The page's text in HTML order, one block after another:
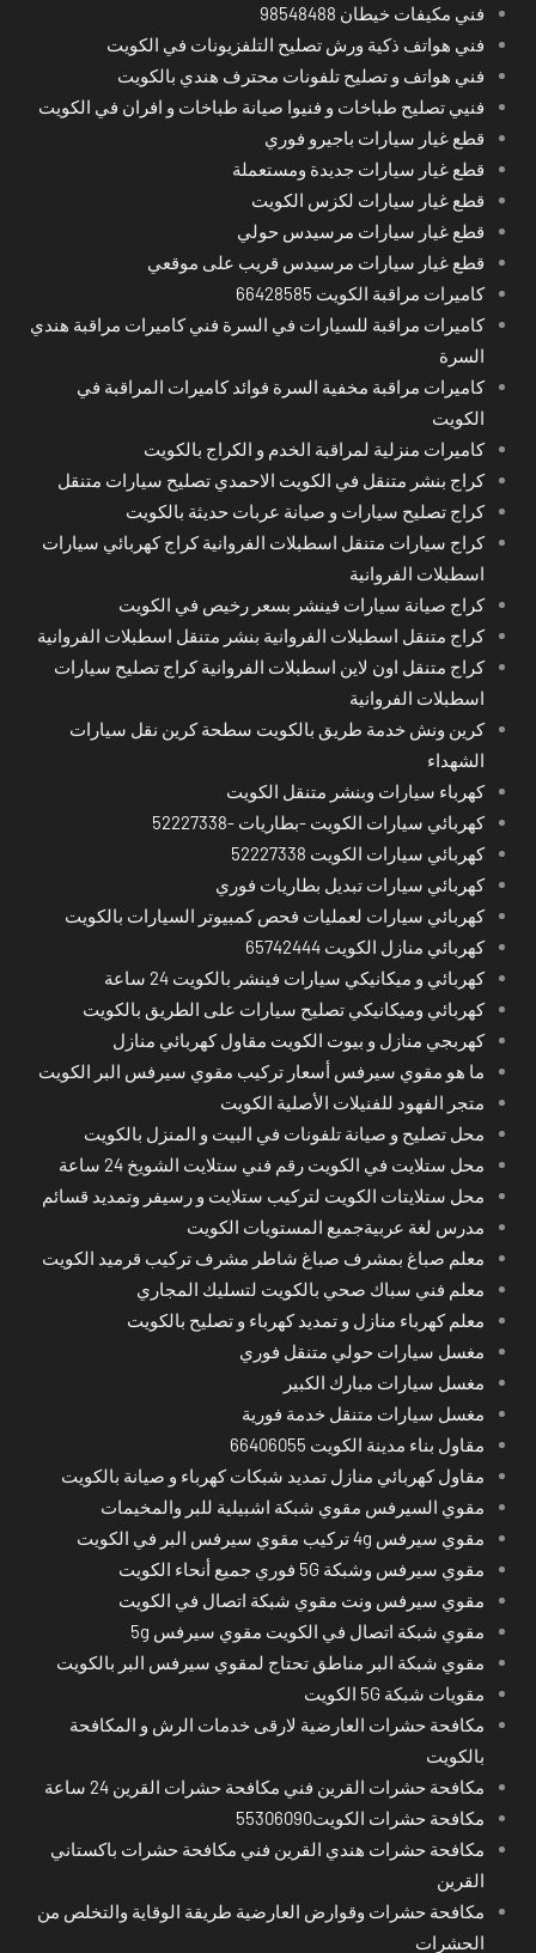
فني مكيفات خيطان 98548488
فني هواتف ذكية ورش تصليح التلفزيونات في الكويت
فني هواتف و تصليح تلفونات محترف هندي بالكويت
فنيي تصليح طباخات و فنيوا صيانة طباخات و افران في الكويت
قطع غيار سيارات باجيرو فوري
قطع غيار سيارات جديدة ومستعملة
قطع غيار سيارات لكزس الكويت
قطع غيار سيارات مرسيدس حولي
قطع غيار سيارات مرسيدس قريب على موقعي
كاميرات مراقبة الكويت 66428585
كاميرات مراقبة للسيارات في السرة فني كاميرات مراقبة هندي
السرة
كاميرات مراقبة مخفية السرة فوائد كاميرات المراقبة في
الكويت
كاميرات منزلية لمراقبة الخدم و الكراج بالكويت
كراج بنشر متنقل في الكويت الاحمدي تصليح سيارات متنقل
كراج تصليح سيارات و صيانة عربات حديثة بالكويت
كراج سيارات متنقل اسطبلات الفروانية كراج كهربائي سيارات
اسطبلات الفروانية
كراج صيانة سيارات فينشر بسعر رخيص في الكويت
كراج متنقل اسطبلات الفروانية بنشر متنقل اسطبلات الفروانية
كراج متنقل اون لاين اسطبلات الفروانية كراج تصليح سيارات
اسطبلات الفروانية
كرين ونش خدمة طريق بالكويت سطحة كرين نقل سيارات
الشهداء
كهرباء سيارات وبنشر متنقل الكويت
كهربائي سيارات الكويت -بطاريات -52227338
كهربائي سيارات الكويت 52227338
كهربائي سيارات تبديل بطاريات فوري
كهربائي سيارات لعمليات فحص كمبيوتر السيارات بالكويت
كهربائي منازل الكويت 65742444
كهربائي و ميكانيكي سيارات فينشر بالكويت 24 ساعة
كهربائي وميكانيكي تصليح سيارات على الطريق بالكويت
كهربجي منازل و بيوت الكويت مقاول كهربائي منازل
ما هو مقوي سيرفس أسعار تركيب مقوي سيرفس البر الكويت
متجر الفهود للفنيلات الأصلية الكويت
محل تصليح و صيانة تلفونات في البيت و المنزل بالكويت
محل ستلايت في الكويت رقم فني ستلايت الشويخ 24 ساعة
محل ستلايتات الكويت لتركيب ستلايت و رسيفر وتمديد قسائم
مدرس لغة عربيةجميع المستويات الكويت
معلم صباغ بمشرف صباغ شاطر مشرف تركيب قرميد الكويت
معلم فني سباك صحي بالكويت لتسليك المجاري
معلم كهرباء منازل و تمديد كهرباء و تصليح بالكويت
مغسل سيارات حولي متنقل فوري
مغسل سيارات مبارك الكبير
مغسل سيارات متنقل خدمة فورية
مقاول بناء مدينة الكويت 66406055
مقاول كهربائي منازل تمديد شبكات كهرباء و صيانة بالكويت
مقوي السيرفس مقوي شبكة اشبيلية للبر والمخيمات
مقوي سيرفس 4g تركيب مقوي سيرفس البر في الكويت
مقوي سيرفس وشبكة 5G فوري جميع أنحاء الكويت
مقوي سيرفس ونت مقوي شبكة اتصال في الكويت
مقوي شبكة اتصال في الكويت مقوي سيرفس 5g
مقوي شبكة البر مناطق تحتاج لمقوي سيرفس البر بالكويت
مقويات شبكة 5G الكويت
مكافحة حشرات العارضية لارقى خدمات الرش و المكافحة
بالكويت
مكافحة حشرات القرين فني مكافحة حشرات القرين 24 ساعة
مكافحة حشرات الكويت55306090
مكافحة حشرات هندي القرين فني مكافحة حشرات باكستاني
القرين
مكافحة حشرات وقوارض العارضية طريقة الوقاية والتخلص من
الحشرات